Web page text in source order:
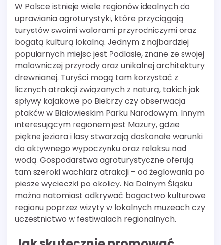
W Polsce istnieje wiele regionów idealnych do
uprawiania agroturystyki, które przyciągają
turystów swoimi walorami przyrodniczymi oraz
bogatą kulturą lokalną. Jednym z najbardziej
popularnych miejsc jest Podlasie, znane ze swojej
malowniczej przyrody oraz unikalnej architektury
drewnianej. Turyści mogą tam korzystać z
licznych atrakcji związanych z naturą, takich jak
spływy kajakowe po Biebrzy czy obserwacja
ptaków w Białowieskim Parku Narodowym. Innym
interesującym regionem jest Mazury, gdzie
piękne jeziora i lasy stwarzają doskonałe warunki
do aktywnego wypoczynku oraz relaksu nad
wodą. Gospodarstwa agroturystyczne oferują
tam szeroki wachlarz atrakcji – od żeglowania po
piesze wycieczki po okolicy. Na Dolnym Śląsku
można natomiast odkrywać bogactwo kulturowe
regionu poprzez wizyty w lokalnych muzeach czy
uczestnictwo w festiwalach regionalnych.